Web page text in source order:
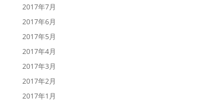
2017年7月
2017年6月
2017年5月
2017年4月
2017年3月
2017年2月
2017年1月